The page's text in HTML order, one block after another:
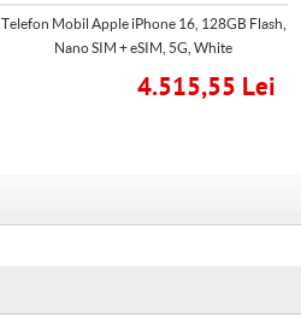
Telefon Mobil Apple iPhone 16, 128GB Flash,
Nano SIM + eSIM, 5G, White
4.515,55 Lei